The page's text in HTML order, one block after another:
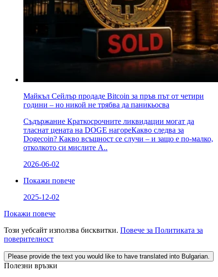
Майкъл Сейлър продаде Bitcoin за пръв път от четири
години – но никой не трябва да паникьосва
Съдържание Краткосрочните ликвидации могат да
тласнат цената на DOGE нагореКакво следва за
Dogecoin? Какво всъщност се случи – и защо е по-малко,
отколкото си мислите А..
2026-06-02
Покажи повече
2025-12-02
Покажи повече
Този уебсайт използва бисквитки. Повече за Политиката за
поверителност
Please provide the text you would like to have translated into Bulgarian.
Полезни връзки